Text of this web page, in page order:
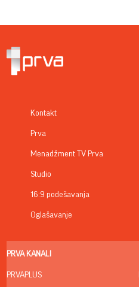
Kontakt
Prva
Menadžment TV Prva
Studio
16:9 podešavanja
Oglašavanje
PRVA KANALI
PRVAPLUS